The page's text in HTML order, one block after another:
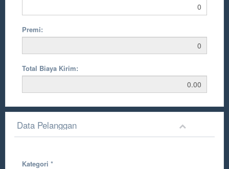
Premi:
Total Biaya Kirim:
Data Pelanggan
Kategori *